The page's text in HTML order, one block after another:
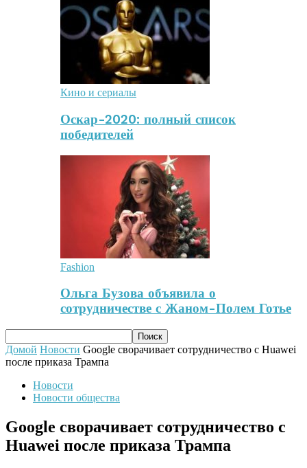
Кино и сериалы
Оскар-2020: полный список
победителей
Fashion
Ольга Бузова объявила о
сотрудничестве с Жаном-Полем Готье
Домой Новости Google сворачивает сотрудничество с Huawei
после приказа Трампа
Новости
Новости общества
Google сворачивает сотрудничество с
Huawei после приказа Трампа